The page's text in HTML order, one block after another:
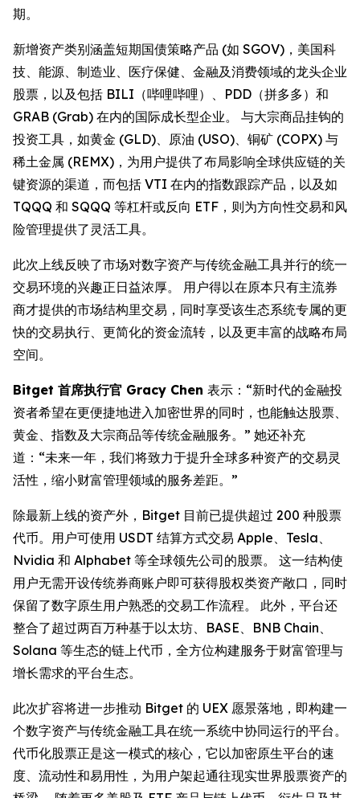
期。
新增资产类别涵盖短期国债策略产品 (如 SGOV)，美国科
技、能源、制造业、医疗保健、金融及消费领域的龙头企业
股票，以及包括 BILI（哔哩哔哩）、PDD（拼多多）和
GRAB (Grab) 在内的国际成长型企业。 与大宗商品挂钩的
投资工具，如黄金 (GLD)、原油 (USO)、铜矿 (COPX) 与
稀土金属 (REMX)，为用户提供了布局影响全球供应链的关
键资源的渠道，而包括 VTI 在内的指数跟踪产品，以及如
TQQQ 和 SQQQ 等杠杆或反向 ETF，则为方向性交易和风
险管理提供了灵活工具。
此次上线反映了市场对数字资产与传统金融工具并行的统一
交易环境的兴趣正日益浓厚。 用户得以在原本只有主流券
商才提供的市场结构里交易，同时享受该生态系统专属的更
快的交易执行、更简化的资金流转，以及更丰富的战略布局
空间。
Bitget 首席执行官 Gracy Chen 表示：“新时代的金融投
资者希望在更便捷地进入加密世界的同时，也能触达股票、
黄金、指数及大宗商品等传统金融服务。” 她还补充
道：“未来一年，我们将致力于提升全球多种资产的交易灵
活性，缩小财富管理领域的服务差距。”
除最新上线的资产外，Bitget 目前已提供超过 200 种股票
代币。用户可使用 USDT 结算方式交易 Apple、Tesla、
Nvidia 和 Alphabet 等全球领先公司的股票。 这一结构使
用户无需开设传统券商账户即可获得股权类资产敞口，同时
保留了数字原生用户熟悉的交易工作流程。 此外，平台还
整合了超过两百万种基于以太坊、BASE、BNB Chain、
Solana 等生态的链上代币，全方位构建服务于财富管理与
增长需求的平台生态。
此次扩容将进一步推动 Bitget 的 UEX 愿景落地，即构建一
个数字资产与传统金融工具在统一系统中协同运行的平台。
代币化股票正是这一模式的核心，它以加密原生平台的速
度、流动性和易用性，为用户架起通往现实世界股票资产的